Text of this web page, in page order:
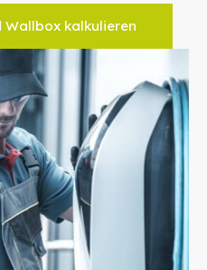
kalkulieren